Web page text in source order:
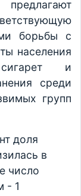
борьбы с
населения
и
среди
групп
доля
в
число
- 1